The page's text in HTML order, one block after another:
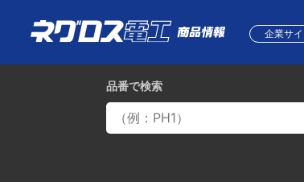
企業サ
品番で検索